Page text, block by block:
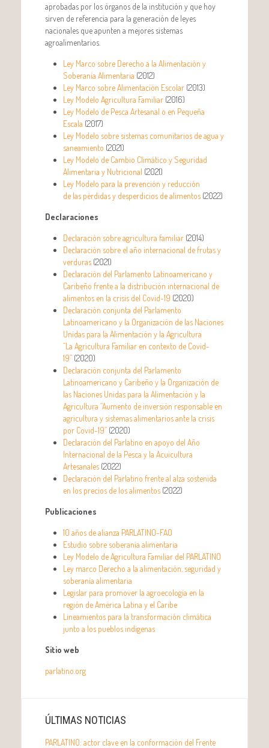
aprobadas por los órganos de la institución y que hoy
sirven de referencia para la generación de leyes
nacionales que apunten a mejores sistemas
agroalimentarios.
Ley Marco sobre Derecho a la Alimentación y
Soberanía Alimentaria (2012)
Ley Marco sobre Alimentación Escolar (2013)
Ley Modelo Agricultura Familiar (2016)
Ley Modelo de Pesca Artesanal o en Pequeña
Escala (2017)
Ley Modelo sobre sistemas comunitarios de agua y
saneamiento (2021)
Ley Modelo de Cambio Climático y Seguridad
Alimentaria y Nutricional (2021)
Ley Modelo para la prevención y reducción
de las pérdidas y desperdicios de alimentos (2022)
Declaraciones
Declaración sobre agricultura familiar (2014)
Declaración sobre el año internacional de frutas y
verduras (2021)
Declaración del Parlamento Latinoamericano y
Caribeño frente a la distribución internacional de
alimentos en la crisis del Covid-19 (2020)
Declaración conjunta del Parlamento
Latinoamericano y la Organización de las Naciones
Unidas para la Alimentación y la Agricultura
“La Agricultura Familiar en contexto de Covid-
19” (2020)
Declaración conjunta del Parlamento
Latinoamericano y Caribeño y la Organización de
las Naciones Unidas para la Alimentación y la
Agricultura “Aumento de inversión responsable en
agricultura y sistemas alimentarios ante la crisis
por Covid-19” (2020)
Declaración del Parlatino en apoyo del Año
Internacional de la Pesca y la Acuicultura
Artesanales (2022)
Declaración del Parlatino frente al alza sostenida
en los precios de los alimentos (2022)
Publicaciones
10 años de alianza PARLATINO-FAO
Estudio sobre soberanía alimentaria
Ley Modelo de Agricultura Familiar del PARLATINO
Ley marco Derecho a la alimentación, seguridad y
soberanía alimentaria
Legislar para promover la agroecología en la
región de América Latina y el Caribe
Lineamientos para la transformación climática
junto a los pueblos indígenas
Sitio web
parlatino.org
ÚLTIMAS NOTICIAS
PARLATINO: actor clave en la conformación del Frente